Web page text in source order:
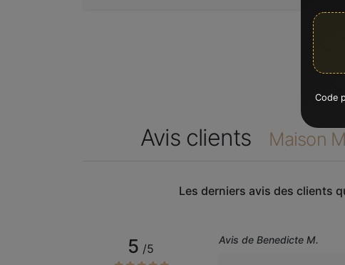
Avis clients Maison
Les derniers avis des clients
5 /5
Avis de Benedicte M.
Code